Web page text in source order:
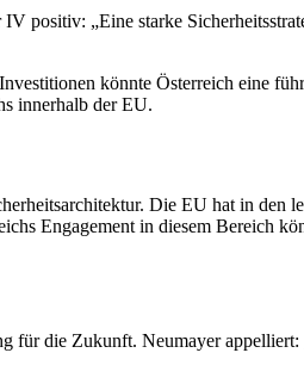
positiv: „Eine starke
könnte Österreich eine
innerhalb der EU.
Die EU hat in den
Engagement in diesem Bereich
für die Zukunft. Neumayer